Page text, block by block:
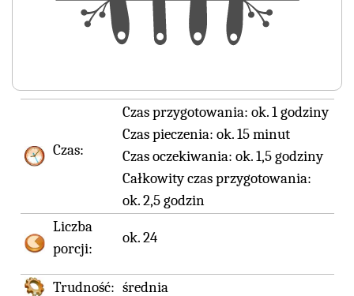
Czas:
Czas przygotowania: ok. 1 godziny
Czas pieczenia: ok. 15 minut
Czas oczekiwania: ok. 1,5 godziny
Całkowity czas przygotowania:
ok. 2,5 godzin
Liczba
porcji:
ok. 24
Trudność: średnia